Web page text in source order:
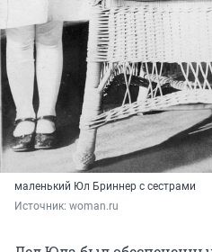
маленький Юл Бриннер с сестрами
Источник: woman.ru